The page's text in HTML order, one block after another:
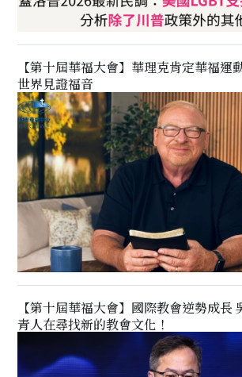
【第十屆華福大會】華理克肯定華福運
世界見證福音
【第十屆華福大會】國際教會逆勢成長
青人在尋找新的教會文化！